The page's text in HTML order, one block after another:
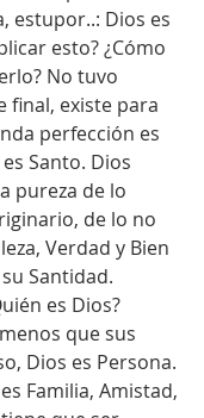
estupor..: Dios es
esto? ¿Cómo
No tuvo
final, existe para
perfección es
Santo. Dios
pureza de lo
de lo no
Verdad y Bien
Santidad.
es Dios?
que sus
Dios es Persona.
Familia, Amistad,